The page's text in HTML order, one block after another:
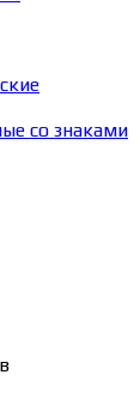
со знаками